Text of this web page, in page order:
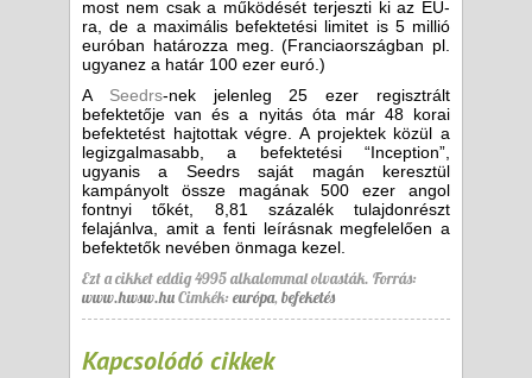
most nem csak a működését terjeszti ki az EU-
ra, de a maximális befektetési limitet is 5 millió
euróban határozza meg. (Franciaországban pl.
ugyanez a határ 100 ezer euró.)
A Seedrs-nek jelenleg 25 ezer regisztrált
befektetője van és a nyitás óta már 48 korai
befektetést hajtottak végre. A projektek közül a
legizgalmasabb, a befektetési “Inception”,
ugyanis a Seedrs saját magán keresztül
kampányolt össze magának 500 ezer angol
fontnyi tőkét, 8,81 százalék tulajdonrészt
felajánlva, amit a fenti leírásnak megfelelően a
befektetők nevében önmaga kezel.
Ezt a cikket eddig 4995 alkalommal olvasták. Forrás:
www.hwsw.huCimkék: európa, befeketés
Kapcsolódó cikkek